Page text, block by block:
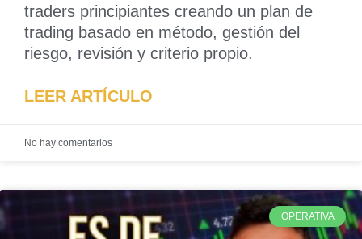
traders principiantes creando un plan de
trading basado en método, gestión del
riesgo, revisión y criterio propio.
LEER ARTÍCULO
No hay comentarios
OPERATIVA